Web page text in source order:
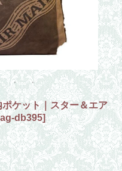
ケット｜スター＆エア
db395]